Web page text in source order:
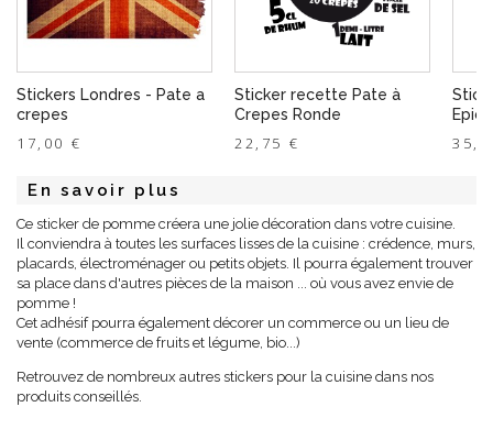
Stickers Londres - Pate a
crepes
17,00 €
Sticker recette Pate à
Crepes Ronde
22,75 €
En savoir plus
Ce sticker de pomme créera une jolie décoration dans votre cuisine.
Il conviendra à toutes les surfaces lisses de la cuisine : crédence, murs,
placards, électroménager ou petits objets. Il pourra également trouver
sa place dans d'autres pièces de la maison ... où vous avez envie de
pomme !
Cet adhésif pourra également décorer un commerce ou un lieu de
vente (commerce de fruits et légume, bio...)
Retrouvez de nombreux autres stickers pour la cuisine dans nos
produits conseillés.